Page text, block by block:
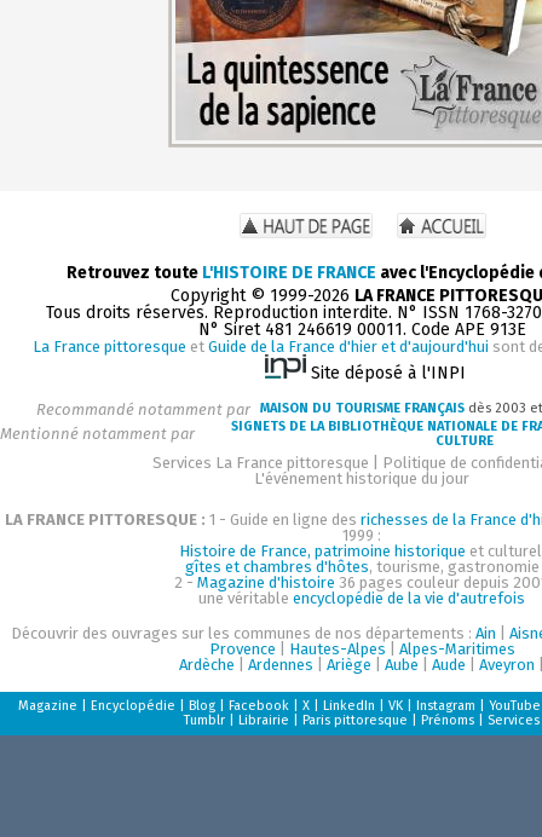
Retrouvez toute L'HISTOIRE DE FRANCE avec
Copyright © 1999-2026 LA FRANCE
Tous droits réservés. Reproduction interdite. N° ISSN 1768-
N° Siret 481 246619 00011. Code APE 913E
La France pittoresque et Guide de la France d'hier et d'aujourd'hui sont
Site déposé à l'INPI
Recommandé notamment par MAISON DU TOURISME FRANÇAIS dès 2003
Mentionné notamment par
SIGNETS DE LA BIBLIOTHÈQUE NATIONALE DE
CULTURE
Services La France pittoresque
Politique de
L'événement historique du jour
LA FRANCE PITTORESQUE : 1 - Guide en ligne des richesses de la France
1999 :
Histoire de France, patrimoine historique et
gîtes et chambres d'hôtes, tourisme, gastronomie
2 - Magazine d'histoire 36 pages couleur depuis
une véritableencyclopédie de la vie d'autrefois
Découvrir des ouvrages sur les communes de nos départements :Ain |
Provence
Hautes-Alpes
Alpes-Maritimes
Ardèche |Ardennes |Ariège |Aube |Aude |Aveyron
Magazine |Encyclopédie |Blog |Facebook |X |LinkedIn |VK |Instagram |YouTube
Tumblr |Librairie |Paris pittoresque |Prénoms Services